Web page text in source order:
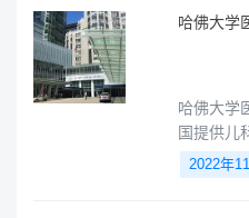
哈佛⼤学
哈佛⼤学
国提供儿
一。
2022年